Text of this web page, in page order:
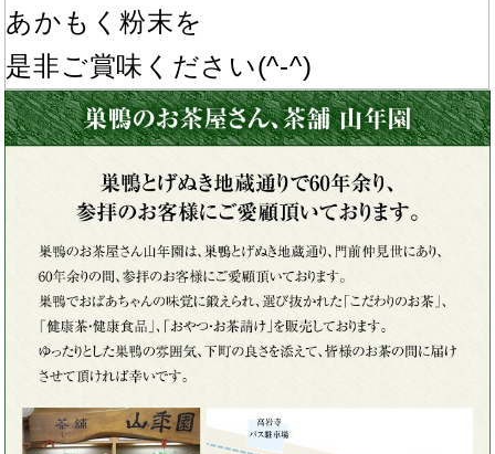
あかもく粉末を
是非ご賞味ください(^-^)